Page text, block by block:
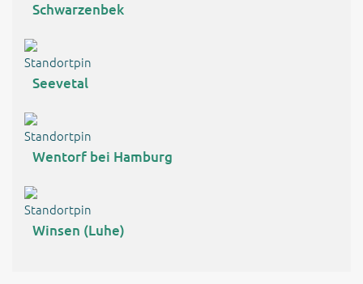
Schwarzenbek
Seevetal
Wentorf bei Hamburg
Winsen (Luhe)